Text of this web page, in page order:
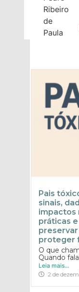
Pais
sinais,
impactos
práticas
proteger
O que
Quando
Leia mais...
2 de